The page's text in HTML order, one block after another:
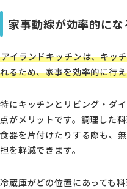
家事動線が効率的にな
アイランドキッチンは、キッ
れるため、家事を効率的に行
特にキッチンとリビング・ダ
点がメリットです。調理した
食器を片付けたりする際も、
担を軽減できます。
冷蔵庫がどの位置にあっても